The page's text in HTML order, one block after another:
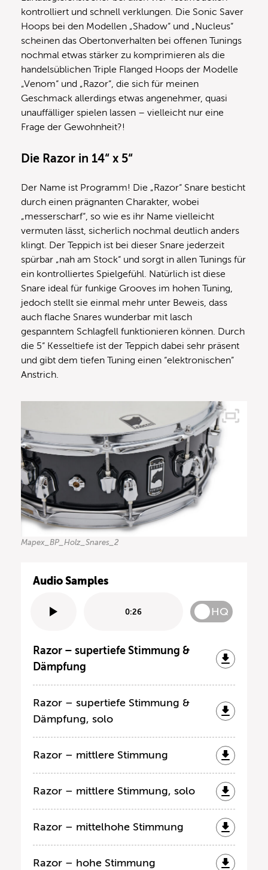
kontrolliert und schnell verklungen. Die Sonic Saver
Hoops bei den Modellen „Shadow“ und „Nucleus“
scheinen das Obertonverhalten bei offenen Tunings
nochmal etwas stärker zu komprimieren als die
handelsüblichen Triple Flanged Hoops der Modelle
„Venom“ und „Razor“, die sich für meinen
Geschmack allerdings etwas angenehmer, quasi
unauffälliger spielen lassen – vielleicht nur eine
Frage der Gewohnheit?!
Die Razor in 14“ x 5“
Der Name ist Programm! Die „Razor“ Snare besticht
durch einen prägnanten Charakter, wobei
„messerscharf“, so wie es ihr Name vielleicht
vermuten lässt, sicherlich nochmal deutlich anders
klingt. Der Teppich ist bei dieser Snare jederzeit
spürbar „nah am Stock“ und sorgt in allen Tunings für
ein kontrolliertes Spielgefühl. Natürlich ist diese
Snare ideal für funkige Grooves im hohen Tuning,
jedoch stellt sie einmal mehr unter Beweis, dass
auch flache Snares wunderbar mit lasch
gespanntem Schlagfell funktionieren können. Durch
die 5“ Kesseltiefe ist der Teppich dabei sehr präsent
und gibt dem tiefen Tuning einen “elektronischen”
Anstrich.
Mapex_BP_Holz_Snares_2
Audio Samples
0:26 HQ
Razor – supertiefe Stimmung &
Dämpfung
Razor – supertiefe Stimmung &
Dämpfung, solo
Razor – mittlere Stimmung
Razor – mittlere Stimmung, solo
Razor – mittelhohe Stimmung
Razor – hohe Stimmung